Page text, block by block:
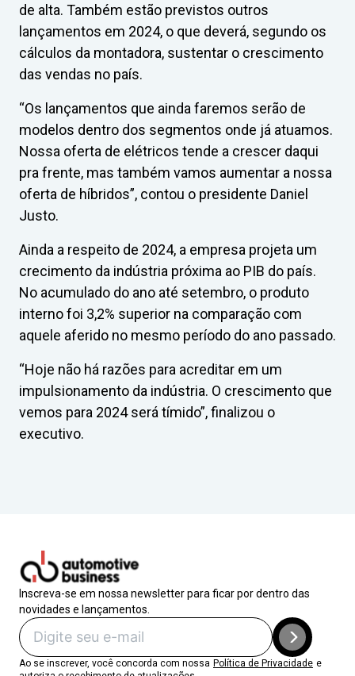
de alta. Também estão previstos outros
lançamentos em 2024, o que deverá, segundo os
cálculos da montadora, sustentar o crescimento
das vendas no país.
“Os lançamentos que ainda faremos serão de
modelos dentro dos segmentos onde já atuamos.
Nossa oferta de elétricos tende a crescer daqui
pra frente, mas também vamos aumentar a nossa
oferta de híbridos”, contou o presidente Daniel
Justo.
Ainda a respeito de 2024, a empresa projeta um
crecimento da indústria próxima ao PIB do país.
No acumulado do ano até setembro, o produto
interno foi 3,2% superior na comparação com
aquele aferido no mesmo período do ano passado.
“Hoje não há razões para acreditar em um
impulsionamento da indústria. O crescimento que
vemos para 2024 será tímido”, finalizou o
executivo.
Inscreva-se em nossa newsletter para ficar por dentro das
novidades e lançamentos.
Ao se inscrever, você concorda com nossa Política de Privacidade e